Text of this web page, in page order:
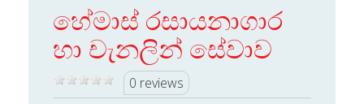
හේමාස් රසායනාගාර
හා චැනලින් සේවාව
0 reviews